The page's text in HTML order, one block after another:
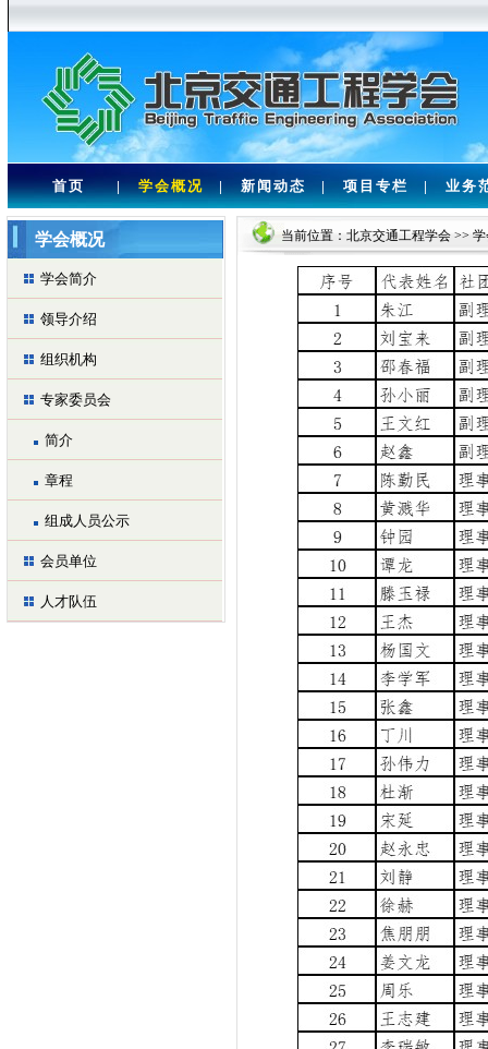
首页 | 学会概况 | 新闻动态 | 项目专栏 | 业务
学会概况
学会简介
领导介绍
组织机构
专家委员会
简介
章程
组成人员公示
会员单位
人才队伍
当前位置： 北京交通工程学会>> 学